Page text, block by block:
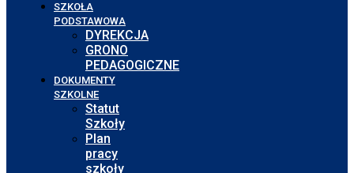
SZKOŁA
PODSTAWOWA
DYREKCJA
GRONO
PEDAGOGICZNE
DOKUMENTY
SZKOLNE
Statut
Szkoły
Plan
pracy
szkoły